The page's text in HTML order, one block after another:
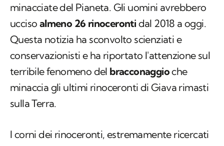
minacciate del Pianeta. Gli uomini avrebbero
ucciso almeno 26 rinoceronti dal 2018 a oggi.
Questa notizia ha sconvolto scienziati e
conservazionisti e ha riportato l'attenzione sul
terribile fenomeno del bracconaggioche
minaccia gli ultimi rinoceronti di Giava rimasti
sulla Terra.
I corni dei rinoceronti, estremamente ricercati